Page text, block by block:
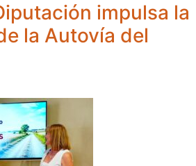
impulsa la
la Autovía del